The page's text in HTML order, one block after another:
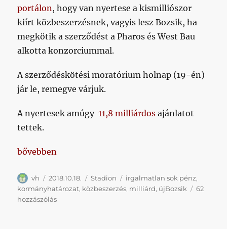
portálon, hogy van nyertese a kismilliószor
kiírt közbeszerzésnek, vagyis lesz Bozsik, ha
megkötik a szerződést a Pharos és West Bau
alkotta konzorciummal.
A szerződéskötési moratórium holnap (19-én)
jár le, remegve várjuk.
A nyertesek amúgy11,8 milliárdos ajánlatot
tettek.
„5 milliárdra tervezték, 11,8 millárdért építik, de a
bővebben
Szerző
vh Közzétéve
2018.10.18. Kategória
Stadion Címke
irgalmatlan sok pénz,
kormányhatározat, közbeszerzés, milliárd, újBozsik
62
hozzászólás5